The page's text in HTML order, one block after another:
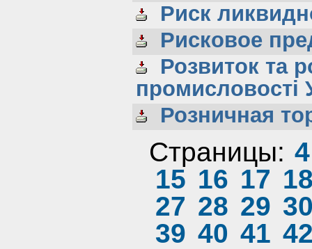
Риск
Рисковое
Розвиток та
промисловості
Розничная
Страницы: 4
15 16 17
27 28 29
39 40 41